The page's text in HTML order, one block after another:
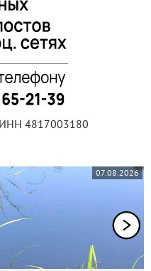
ИНН 4817003180
07.08.2026